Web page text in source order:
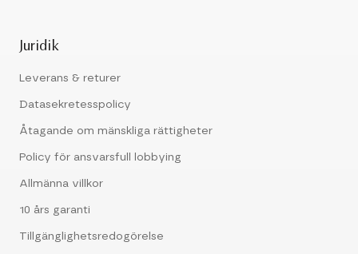
Juridik
Leverans & returer
Datasekretesspolicy
Åtagande om mänskliga rättigheter
Policy för ansvarsfull lobbying
Allmänna villkor
10 års garanti
Tillgänglighetsredogörelse